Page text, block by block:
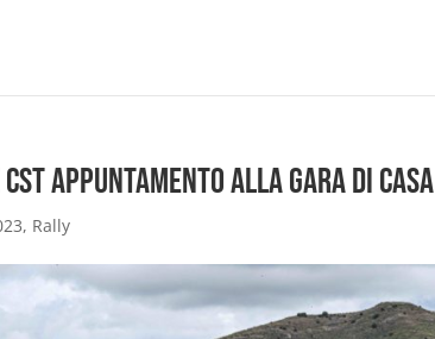
appuntamento alla gara di casa
, Rally